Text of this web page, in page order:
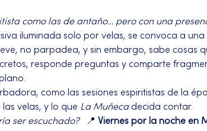
como las de antaño… pero con una
iluminada solo por velas, se convoca a
no parpadea, y sin embargo, sabe cosas
responde preguntas y comparte
como las sesiones espiritistas de la
velas, y lo que La Muñeca decida contar.
ser escuchado? 📍 Viernes por la noche en